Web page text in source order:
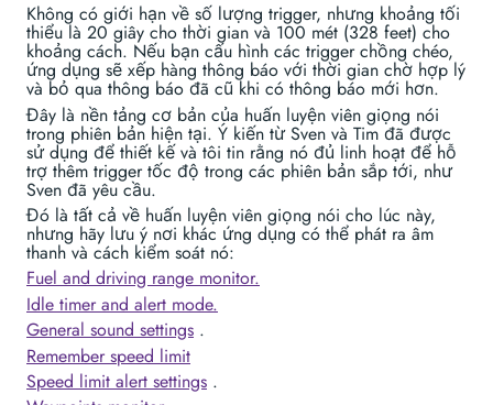
Không có giới hạn về số lượng trigger, nhưng khoảng tối
thiểu là 20 giây cho thời gian và 100 mét (328 feet) cho
khoảng cách. Nếu bạn cấu hình các trigger chồng chéo,
ứng dụng sẽ xếp hàng thông báo với thời gian chờ hợp lý
và bỏ qua thông báo đã cũ khi có thông báo mới hơn.
Đây là nền tảng cơ bản của huấn luyện viên giọng nói
trong phiên bản hiện tại. Ý kiến từ Sven và Tim đã được
sử dụng để thiết kế và tôi tin rằng nó đủ linh hoạt để hỗ
trợ thêm trigger tốc độ trong các phiên bản sắp tới, như
Sven đã yêu cầu.
Đó là tất cả về huấn luyện viên giọng nói cho lúc này,
nhưng hãy lưu ý nơi khác ứng dụng có thể phát ra âm
thanh và cách kiểm soát nó:
Fuel and driving range monitor.
Idle timer and alert mode.
General sound settings .
Remember speed limit
Speed limit alert settings .